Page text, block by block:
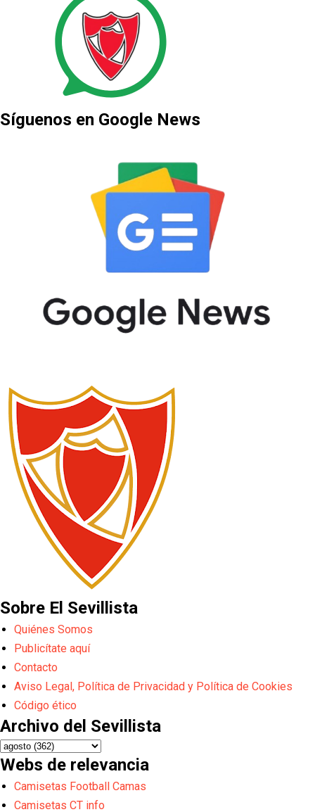
Síguenos en Google News
Sobre El Sevillista
Quiénes Somos
Publicítate aquí
Contacto
Aviso Legal, Política de Privacidad y Política de Cookies
Código ético
Archivo del Sevillista
Webs de relevancia
Camisetas Football Camas
Camisetas CT info